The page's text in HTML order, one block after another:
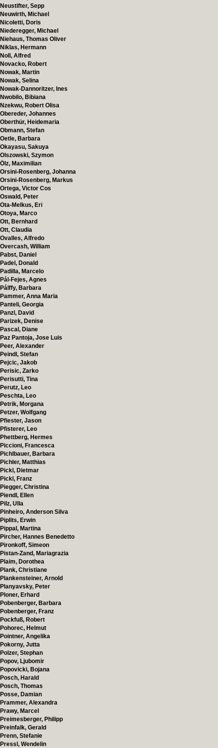
Neustifter, Sepp
Neuwirth, Michael
Nicoletti, Doris
Niederegger, Michael
Niehaus, Thomas Oliver
Niklas, Hermann
Noll, Alfred
Novacko, Robert
Nowak, Martin
Nowak, Selina
Nowak-Dannoritzer, Ines
Nwobilo, Bibiana
Nzekwu, Robert Olisa
Obereder, Johannes
Oberthür, Heidemaria
Obmann, Stefan
Oetle, Barbara
Okayasu, Sakuya
Olszowski, Szymon
Ölz, Maximilian
Orsini-Rosenberg, Johanna
Orsini-Rosenberg, Markus
Ortega, Victor Cos
Oswald, Peter
Ota-Melkus, Eri
Otoya, Marco
Ott, Bernhard
Ott, Claudia
Ovalles, Alfredo
Overcash, William
Pabst, Daniel
Padel, Donald
Padilla, Marcelo
Pál-Fejes, Agnes
Pálffy, Barbara
Pammer, Anna Maria
Panteli, Georgia
Panzl, David
Parizek, Denise
Pascal, Diane
Paz Pantoja, Jose Luis
Peer, Alexander
Peindl, Stefan
Pejcic, Jakob
Perisic, Zarko
Perisutti, Tina
Perutz, Leo
Peschta, Leo
Petrik, Morgana
Petzer, Wolfgang
Pfiester, Jason
Pfisterer, Leo
Phettberg, Hermes
Piccioni, Francesca
Pichlbauer, Barbara
Pichler, Matthias
Pickl, Dietmar
Pickl, Franz
Piegger, Christina
Piendl, Ellen
Pilz, Ulla
Pinheiro, Anderson Silva
Piplits, Erwin
Pippal, Martina
Pircher, Hannes Benedetto
Pironkoff, Simeon
Pistan-Zand, Mariagrazia
Plaim, Dorothea
Plank, Christiane
Plankensteiner, Arnold
Planyavsky, Peter
Ploner, Erhard
Pobenberger, Barbara
Pobenberger, Franz
Pockfuß, Robert
Pohorec, Helmut
Pointner, Angelika
Pokorny, Jutta
Polzer, Stephan
Popov, Ljubomir
Popovicki, Bojana
Posch, Harald
Posch, Thomas
Posse, Damian
Prammer, Alexandra
Prawy, Marcel
Preimesberger, Philipp
Preinfalk, Gerald
Prenn, Stefanie
Pressl, Wendelin